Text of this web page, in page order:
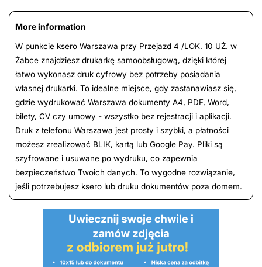
More information
W punkcie ksero Warszawa przy Przejazd 4 /LOK. 10 UŻ. w
Żabce znajdziesz drukarkę samoobsługową, dzięki której
łatwo wykonasz druk cyfrowy bez potrzeby posiadania
własnej drukarki. To idealne miejsce, gdy zastanawiasz się,
gdzie wydrukować Warszawa dokumenty A4, PDF, Word,
bilety, CV czy umowy - wszystko bez rejestracji i aplikacji.
Druk z telefonu Warszawa jest prosty i szybki, a płatności
możesz zrealizować BLIK, kartą lub Google Pay. Pliki są
szyfrowane i usuwane po wydruku, co zapewnia
bezpieczeństwo Twoich danych. To wygodne rozwiązanie,
jeśli potrzebujesz ksero lub druku dokumentów poza domem.